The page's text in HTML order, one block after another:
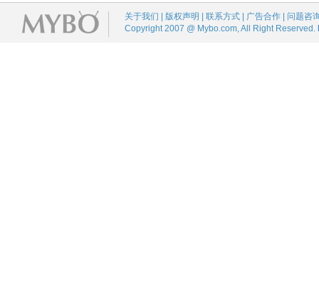
关于我们 | 版权声明 | 联系方式 | 广告合作 | 问题咨
Copyright 2007 @ Mybo.com, All Right Reserved.